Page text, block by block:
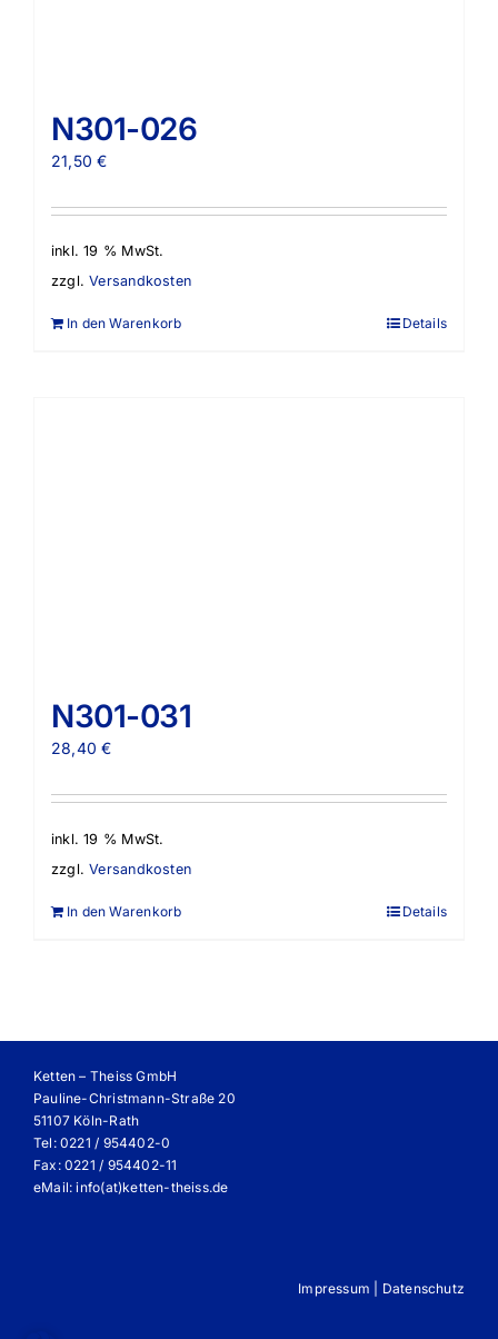
N301-026
21,50€
inkl. 19 % MwSt.
zzgl.Versandkosten
In den Warenkorb Details
N301-031
28,40€
inkl. 19 % MwSt.
zzgl.Versandkosten
In den Warenkorb Details
Ketten – Theiss GmbH
Pauline-Christmann-Straße 20
51107 Köln-Rath
Tel: 0221 / 954402-0
Fax: 0221 / 954402-11
eMail:info(at)ketten-theiss.de
Impressum Datenschutz